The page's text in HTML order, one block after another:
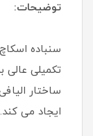
توضیحات:
تکمیلی
ساختار
ایجاد می کند.